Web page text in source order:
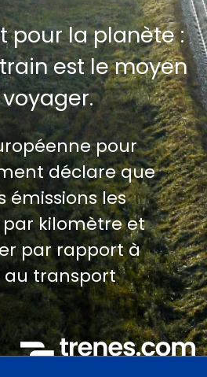
pour la planète :
est le moyen
pour
déclare que
émissions les
kilomètre et
par rapport à
au transport